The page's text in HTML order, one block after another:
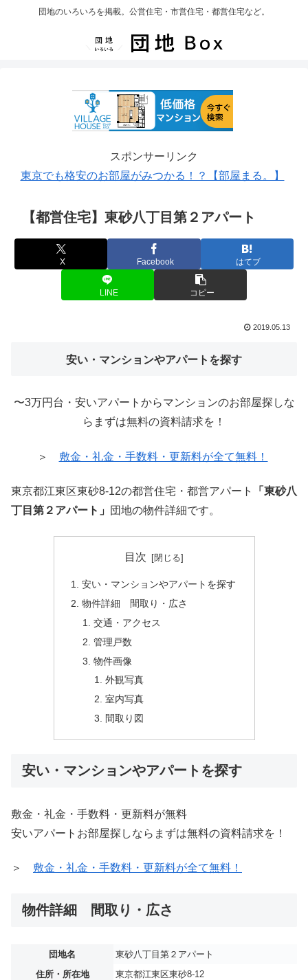
団地のいろいろを掲載。公営住宅・市営住宅・都営住宅など。
スポンサーリンク
東京でも格安のお部屋がみつかる！？【部屋まる。】
【都営住宅】東砂八丁目第２アパート
X Facebook はてブ
LINE コピー
2019.05.13
安い・マンションやアパートを探す
〜3万円台・安いアパートからマンションのお部屋探しな
らまずは無料の資料請求を！
＞ 敷金・礼金・手数料・更新料が全て無料！
東京都江東区東砂8-12の都営住宅・都営アパート
「東砂八
丁目第２アパート」
団地の物件詳細です。
目次
安い・マンションやアパートを探す
物件詳細 間取り・広さ
交通・アクセス
管理戸数
物件画像
外観写真
室内写真
間取り図
安い・マンションやアパートを探す
敷金・礼金・手数料・更新料が無料
安いアパートお部屋探しならまずは無料の資料請求を！
＞ 敷金・礼金・手数料・更新料が全て無料！
物件詳細 間取り・広さ
団地名
東砂八丁目第２アパート
住所・所在地
東京都江東区東砂8-12